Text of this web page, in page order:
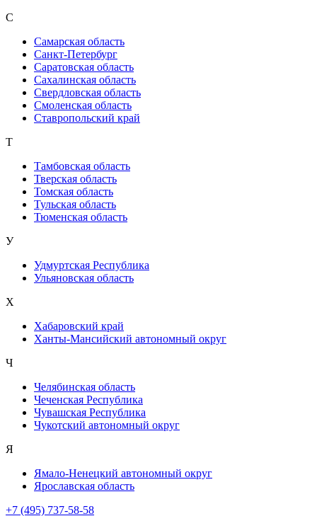
С
Самарская область
Санкт-Петербург
Саратовская область
Сахалинская область
Свердловская область
Смоленская область
Ставропольский край
Т
Тамбовская область
Тверская область
Томская область
Тульская область
Тюменская область
У
Удмуртская Республика
Ульяновская область
Х
Хабаровский край
Ханты-Мансийский автономный округ
Ч
Челябинская область
Чеченская Республика
Чувашская Республика
Чукотский автономный округ
Я
Ямало-Ненецкий автономный округ
Ярославская область
+7 (495) 737-58-58